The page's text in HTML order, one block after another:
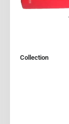
Collection